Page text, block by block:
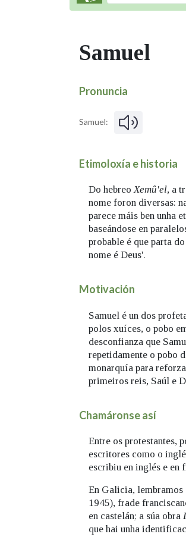
Samuel
Pronuncia
Samuel:
Etimoloxía e historia
Do hebreoXemû'el, a
nome foron diversas:
parece máis ben unha
baseándose en
probable é que parta
nome é Deus'.
Motivación
Samuel é un dos
polos xuíces, o pobo
desconfianza que
repetidamente o pobo
monarquía para
primeiros reis, Saúl e
Chamáronse así
Entre os protestantes,
escritores como o
escribiu en inglés e en
En Galicia,
1945), frade
en castelán; a súa obra
que hai unha